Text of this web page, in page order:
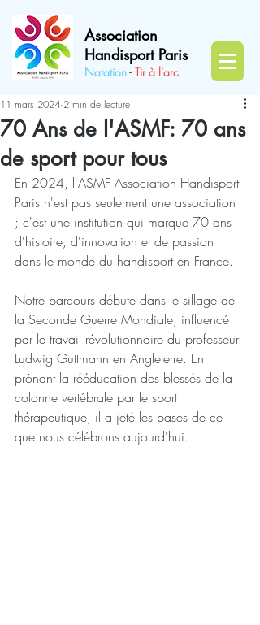
Association
Handisport Paris
Natation-Tir à l'arc
70 Ans de l'ASMF: 70 ans
de sport pour tous
11 mars 2024 2 min de lecture
En 2024, l'ASMF Association Handisport
Paris n'est pas seulement une association
; c'est une institution qui marque 70 ans
d'histoire, d'innovation et de passion
dans le monde du handisport en France.
Notre parcours débute dans le sillage de
la Seconde Guerre Mondiale, influencé
par le travail révolutionnaire du professeur
Ludwig Guttmann en Angleterre. En
prônant la rééducation des blessés de la
colonne vertébrale par le sport
thérapeutique, il a jeté les bases de ce
que nous célébrons aujourd'hui.